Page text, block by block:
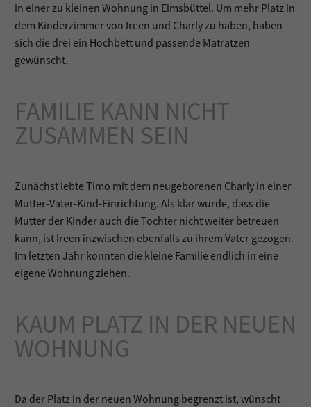
in einer zu kleinen Wohnung in Eimsbüttel. Um mehr Platz in
dem Kinderzimmer von Ireen und Charly zu haben, haben
sich die drei ein Hochbett und passende Matratzen
gewünscht.
FAMILIE KANN NICHT
ZUSAMMEN SEIN
Zunächst lebte Timo mit dem neugeborenen Charly in einer
Mutter-Vater-Kind-Einrichtung. Als klar wurde, dass die
Mutter der Kinder auch die Tochter nicht weiter betreuen
kann, ist Ireen inzwischen ebenfalls zu ihrem Vater gezogen.
Im letzten Jahr konnten die kleine Familie endlich in eine
eigene Wohnung ziehen.
KAUM PLATZ IN DER NEUEN
WOHNUNG
Da der Platz in der neuen Wohnung begrenzt ist, wünscht